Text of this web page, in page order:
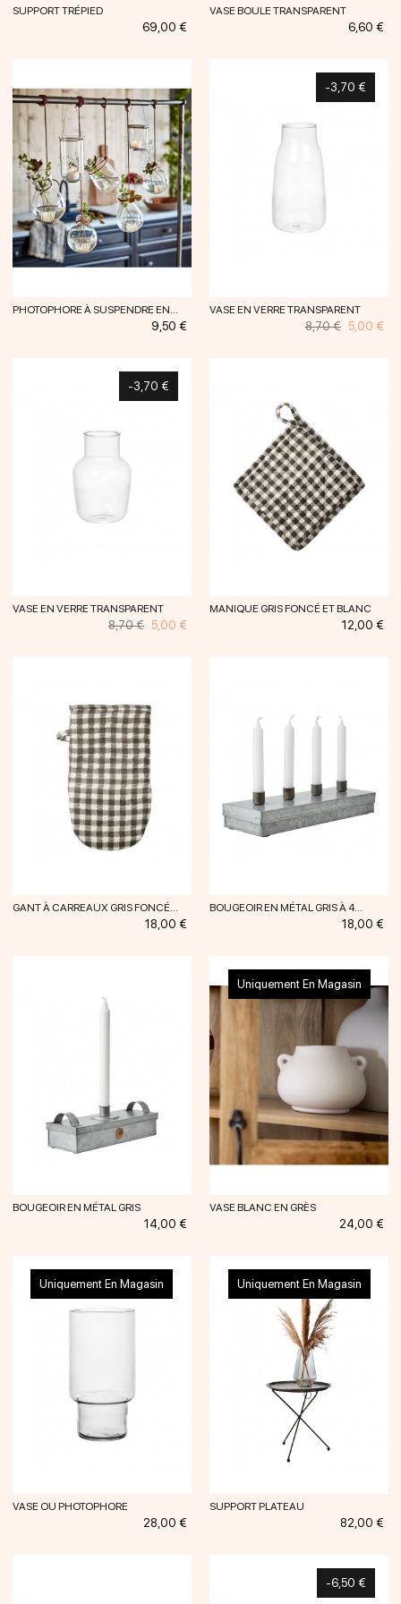
SUPPORT TRÉPIED
Prix
69,00 €
VASE BOULE TRANSPARENT
Prix
6,60 €
PHOTOPHORE À SUSPENDRE EN...
Prix
9,50 €
-3,70 €
VASE EN VERRE TRANSPARENT
Prix
habituel
8,70 € Prix
5,00 €
-3,70 €
VASE EN VERRE TRANSPARENT
Prix
habituel
8,70 € Prix
5,00 €
MANIQUE GRIS FONCÉ ET BLANC
Prix
12,00 €
GANT À CARREAUX GRIS FONCÉ...
Prix
18,00 €
BOUGEOIR EN MÉTAL GRIS À 4...
Prix
18,00 €
BOUGEOIR EN MÉTAL GRIS
Prix
14,00 €
Uniquement En Magasin
VASE BLANC EN GRÈS
Prix
24,00 €
Uniquement En Magasin
VASE OU PHOTOPHORE
Prix
28,00 €
Uniquement En Magasin
SUPPORT PLATEAU
Prix
82,00 €
-6,50 €